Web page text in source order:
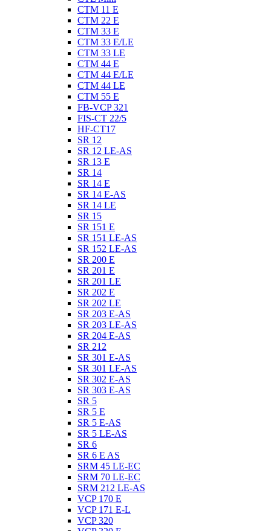
CTM 11 E
CTM 22 E
CTM 33 E
CTM 33 E/LE
CTM 33 LE
CTM 44 E
CTM 44 E/LE
CTM 44 LE
CTM 55 E
FB-VCP 321
FIS-CT 22/5
HF-CT17
SR 12
SR 12 LE-AS
SR 13 E
SR 14
SR 14 E
SR 14 E-AS
SR 14 LE
SR 15
SR 151 E
SR 151 LE-AS
SR 152 LE-AS
SR 200 E
SR 201 E
SR 201 LE
SR 202 E
SR 202 LE
SR 203 E-AS
SR 203 LE-AS
SR 204 E-AS
SR 212
SR 301 E-AS
SR 301 LE-AS
SR 302 E-AS
SR 303 E-AS
SR 5
SR 5 E
SR 5 E-AS
SR 5 LE-AS
SR 6
SR 6 E AS
SRM 45 LE-EC
SRM 70 LE-EC
SRM 212 LE-AS
VCP 170 E
VCP 171 E-L
VCP 320